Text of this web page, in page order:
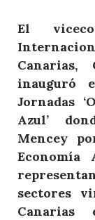
El
Canarias,
inauguró
Jornadas
Azul’
Mencey
sectores
Canarias